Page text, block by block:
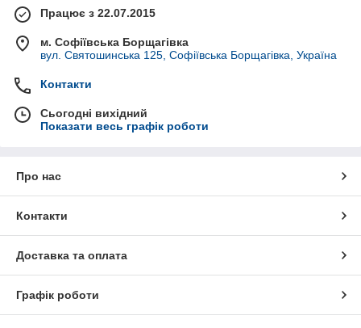
Працює з 22.07.2015
м. Софіївська Борщагівка
вул. Святошинська 125, Софіївська Борщагівка, Україна
Контакти
Сьогодні вихідний
Показати весь графік роботи
Про нас
Контакти
Доставка та оплата
Графік роботи